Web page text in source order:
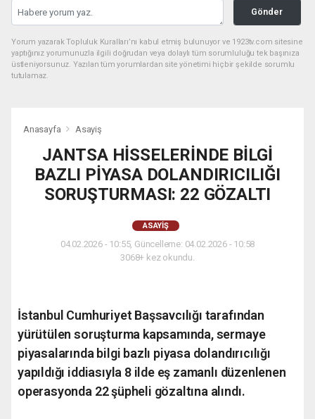
Gönder
Yorum yazarak Topluluk Kuralları’nı kabul etmiş bulunuyor ve 1923tv.com sitesine
yaptığınız yorumunuzla ilgili doğrudan veya dolaylı tüm sorumluluğu tek başınıza
üstleniyorsunuz. Yazılan tüm yorumlardan site yönetimi hiçbir şekilde sorumlu
tutulamaz.
Anasayfa Asayiş
JANTSA HİSSELERİNDE BİLGİ
BAZLI PİYASA DOLANDIRICILIĞI
SORUŞTURMASI: 22 GÖZALTI
ASAYIŞ
04.02.2026 - 10:55, Güncelleme: 04.02.2026 - 10:58
3068+ kez okundu.
İstanbul Cumhuriyet Başsavcılığı tarafından
yürütülen soruşturma kapsamında, sermaye
piyasalarında bilgi bazlı piyasa dolandırıcılığı
yapıldığı iddiasıyla 8 ilde eş zamanlı düzenlenen
operasyonda 22 şüpheli gözaltına alındı.